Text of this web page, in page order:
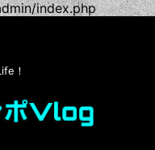
index.php
！